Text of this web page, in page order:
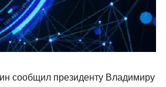
сообщил президенту Владимиру